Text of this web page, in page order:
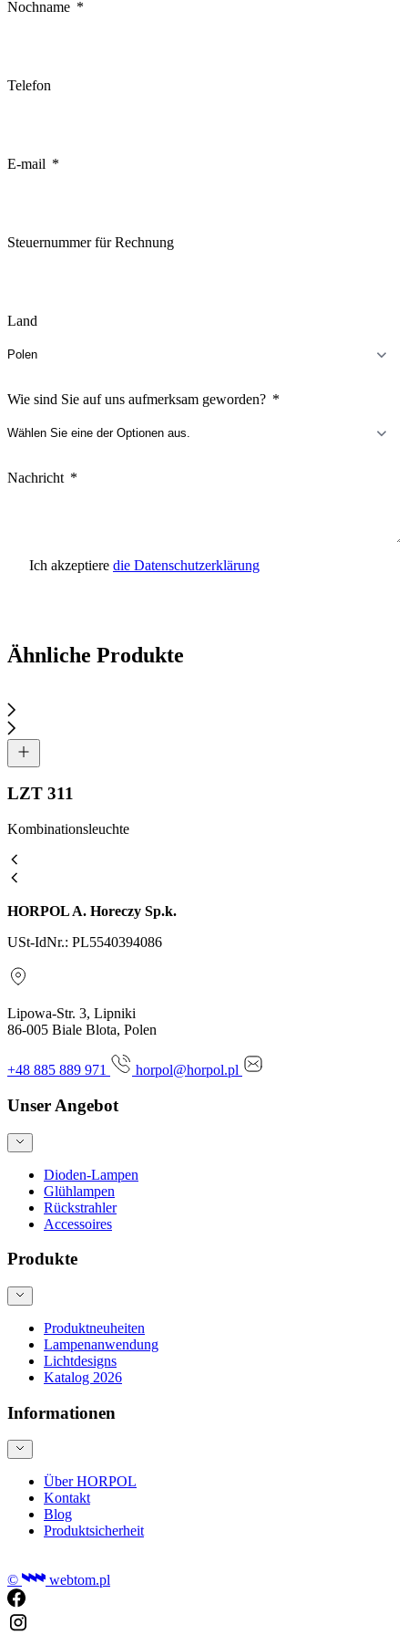
Nochname
Telefon
E-mail
Steuernummer für Rechnung
Land
Wie sind Sie auf uns aufmerksam geworden?
Nachricht
Ich akzeptiere die Datenschutzerklärung
Ähnliche Produkte
LZT 311
Kombinationsleuchte
HORPOL A. Horeczy Sp.k.
USt-IdNr.: PL5540394086
Lipowa-Str. 3, Lipniki
86-005 Biale Blota, Polen
+48 885 889 971 horpol@horpol.pl
Unser Angebot
Dioden-Lampen
Glühlampen
Rückstrahler
Accessoires
Produkte
Produktneuheiten
Lampenanwendung
Lichtdesigns
Katalog 2026
Informationen
Über HORPOL
Kontakt
Blog
Produktsicherheit
© webtom.pl